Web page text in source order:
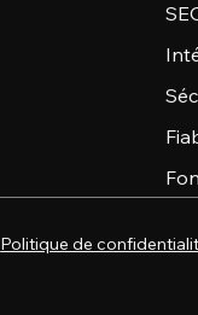
Politique de